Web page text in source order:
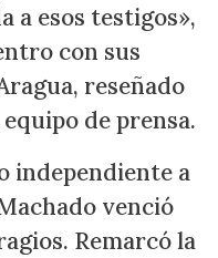
a esos testigos»,
con sus
reseñado
de prensa.
independiente a
venció
Remarcó la